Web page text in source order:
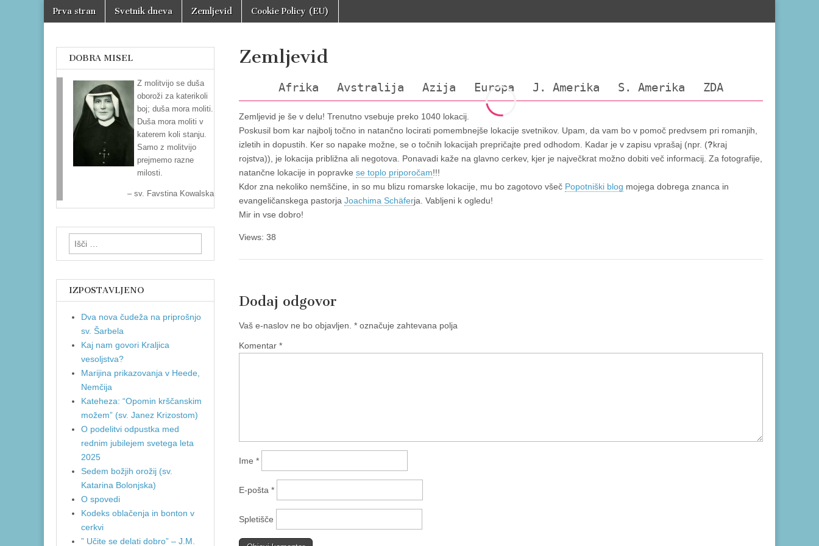
Varno
zavetje
Main
menu
Skoči
Prva stran Svetnik dneva Zemljevid Cookie Policy (EU)
Zemljevid
Afrika Avstralija Azija Europa J. Amerika S. Amerika ZDA
Zemljevid je še v delu! Trenutno vsebuje preko 1040 lokacij.
Poskusil bom kar najbolj točno in natančno locirati pomembnejše lokacije svetnikov. Upam, da vam bo v pomoč predvsem pri romanjih,
izletih in dopustih. Ker so napake možne, se o točnih lokacijah prepričajte pred odhodom. Kadar je v zapisu vprašaj (npr. (?kraj
rojstva)), je lokacija približna ali negotova. Ponavadi kaže na glavno cerkev, kjer je največkrat možno dobiti več informacij. Za fotografije,
natančne lokacije in popravke se toplo priporočam!!!
Kdor zna nekoliko nemščine, in so mu blizu romarske lokacije, mu bo zagotovo všeč Popotniški blog mojega dobrega znanca in
evangeličanskega pastorja Joachima Schäferja. Vabljeni k ogledu!
Mir in vse dobro!
Views: 38
Dodaj odgovor
Vaš e-naslov ne bo objavljen. * označuje zahtevana polja
Komentar *
Ime *
E-pošta *
Spletišče
DOBRA MISEL
Z molitvijo se duša
oboroži za katerikoli
boj; duša mora moliti.
Duša mora moliti v
katerem koli stanju.
Samo z molitvijo
prejmemo razne
milosti.
sv. Favstina Kowalska
Išči:
IZPOSTAVLJENO
Dva nova čudeža na priprošnjo
sv. Šarbela
Kaj nam govori Kraljica
vesoljstva?
Marijina prikazovanja v Heede,
Nemčija
Kateheza: “Opomin krščanskim
možem” (sv. Janez Krizostom)
O podelitvi odpustka med
rednim jubilejem svetega leta
2025
Sedem božjih orožij (sv.
Katarina Bolonjska)
O spovedi
Kodeks oblačenja in bonton v
cerkvi
” Učite se delati dobro” – J.M.